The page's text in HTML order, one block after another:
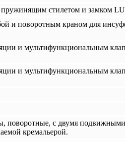
стилетом и замком
и поворотным краном для
и мультифункциональным
и мультифункциональным
с двумя подвижными
кремальерой.